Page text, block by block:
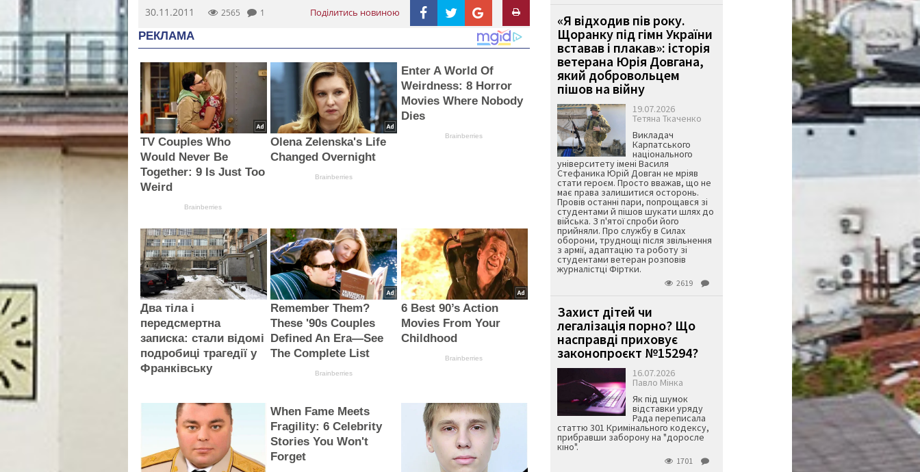
30.11.2011 2565 1 Поділитись новиною
РЕКЛАМА
TV Couples Who
Would Never Be
Together: 9 Is Just Too
Weird
Brainberries
Olena Zelenska's Life
Changed Overnight
Brainberries
Enter A World Of
Weirdness: 8 Horror
Movies Where Nobody
Dies
Brainberries
Два тіла і
передсмертна
записка: стали відомі
подробиці трагедії у
Франківську
Remember Them?
These '90s Couples
Defined An Era—See
The Complete List
Brainberries
6 Best 90’s Action
Movies From Your
Childhood
Brainberries
When Fame Meets
Fragility: 6 Celebrity
Stories You Won't
Forget
«Я відходив пів року.
Щоранку під гімн України
вставав і плакав»: історія
ветерана Юрія Довгана,
який добровольцем
пішов на війну
19.07.2026
Тетяна Ткаченко
Викладач
Карпатського
національного
університету імені Василя
Стефаника Юрій Довган не мріяв
стати героєм. Просто вважав, що не
має права залишитися осторонь.
Провів останні пари, попрощався зі
студентами й пішов шукати шлях до
війська. З п'ятої спроби його
прийняли. Про службу в Силах
оборони, труднощі після звільнення
з армії, адаптацію та роботу зі
студентами ветеран розповів
журналістці Фіртки.
2619
Захист дітей чи
легалізація порно? Що
насправді приховує
законопроєкт №15294?
16.07.2026
Павло Мінка
Як під шумок
відставки уряду
Рада переписала
статтю 301 Кримінального кодексу,
прибравши заборону на "доросле
кіно".
1701